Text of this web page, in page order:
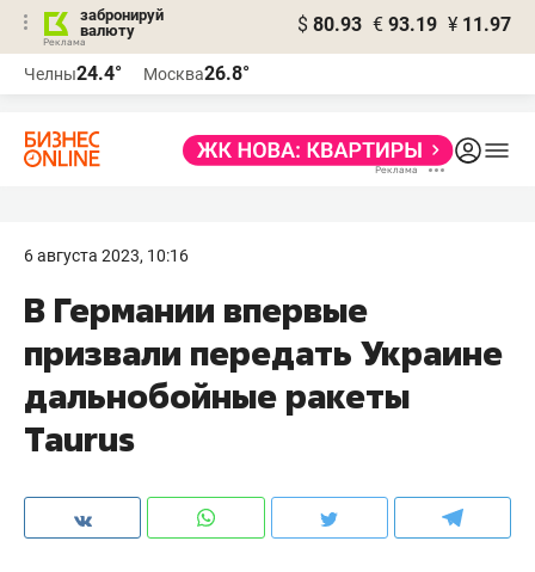
забронируй
валюту
$ 80.93 € 93.19 ¥ 11.97
Челны24.4° Москва26.8°
6 августа 2023, 10:16
В Германии впервые
призвали передать Украине
дальнобойные ракеты
Taurus